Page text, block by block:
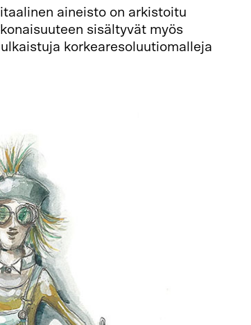
aineisto on arkistoitu
sisältyvät myös
korkearesoluutiomalleja